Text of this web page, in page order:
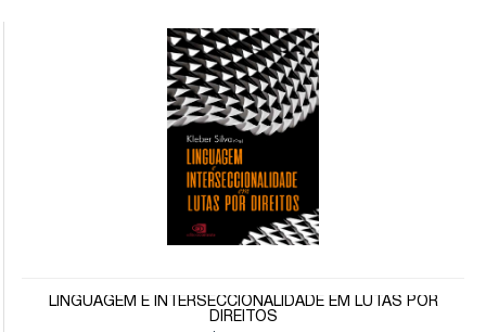
LINGUAGEM E INTERSECCIONALIDADE EM LUTAS POR
DIREITOS